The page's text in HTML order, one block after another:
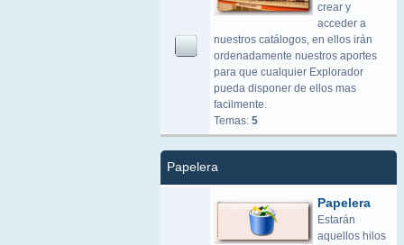
crear y
acceder a
nuestros catálogos, en ellos irán
ordenadamente nuestros aportes
para que cualquier Explorador
pueda disponer de ellos mas
facilmente.
Temas: 5
Papelera
Papelera
Estarán
aquellos hilos